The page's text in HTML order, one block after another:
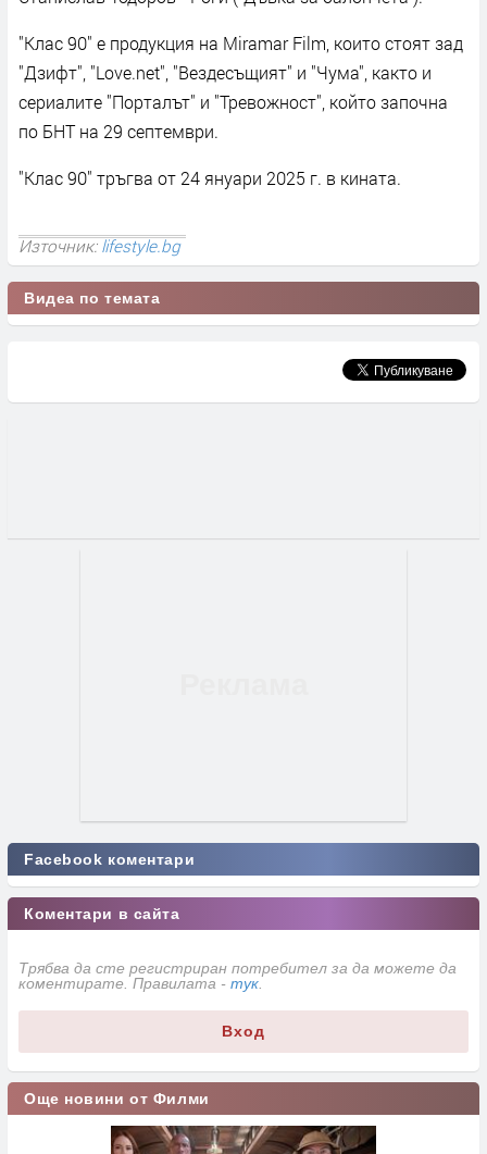
"Клас 90" е продукция на Miramar Film, които стоят зад
"Дзифт", "Lоve.net", "Вездесъщият" и "Чума", както и
сериалите "Порталът" и "Тревожност", който започна
по БНТ на 29 септември.
"Клас 90" тръгва от 24 януари 2025 г. в кината.
Източник: lifestyle.bg
Видеа по темата
Facebook коментари
Коментари в сайта
Трябва да сте регистриран потребител за да можете да
коментирате. Правилата - тук.
Вход
Още новини от Филми